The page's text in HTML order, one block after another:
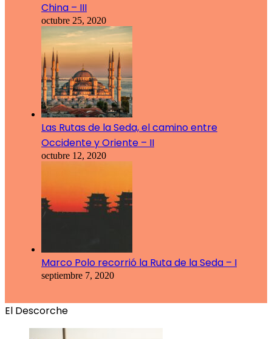
China – III
octubre 25, 2020
Las Rutas de la Seda, el camino entre
Occidente y Oriente – II
octubre 12, 2020
Marco Polo recorrió la Ruta de la Seda – I
septiembre 7, 2020
El Descorche